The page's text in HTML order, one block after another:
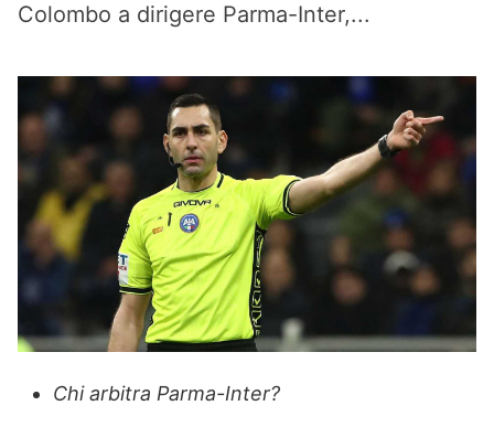
Colombo a dirigere Parma-Inter,...
Chi arbitra Parma-Inter?